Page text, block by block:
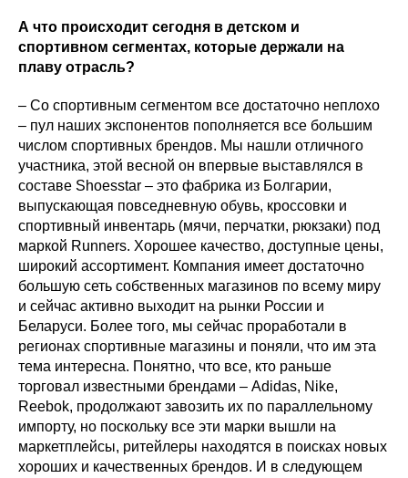
А что происходит сегодня в детском и
спортивном сегментах, которые держали на
плаву отрасль?
– Со спортивным сегментом все достаточно неплохо
– пул наших экспонентов пополняется все большим
числом спортивных брендов. Мы нашли отличного
участника, этой весной он впервые выставлялся в
составе Shoesstar – это фабрика из Болгарии,
выпускающая повседневную обувь, кроссовки и
спортивный инвентарь (мячи, перчатки, рюкзаки) под
маркой Runners. Хорошее качество, доступные цены,
широкий ассортимент. Компания имеет достаточно
большую сеть собственных магазинов по всему миру
и сейчас активно выходит на рынки России и
Беларуси. Более того, мы сейчас проработали в
регионах спортивные магазины и поняли, что им эта
тема интересна. Понятно, что все, кто раньше
торговал известными брендами – Adidas, Nike,
Reebok, продолжают завозить их по параллельному
импорту, но поскольку все эти марки вышли на
маркетплейсы, ритейлеры находятся в поисках новых
хороших и качественных брендов. И в следующем